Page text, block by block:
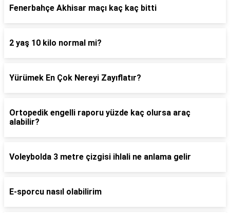
Fenerbahçe Akhisar maçı kaç kaç bitti
2 yaş 10 kilo normal mi?
Yürümek En Çok Nereyi Zayıflatır?
Ortopedik engelli raporu yüzde kaç olursa araç
alabilir?
Voleybolda 3 metre çizgisi ihlali ne anlama gelir
E-sporcu nasıl olabilirim